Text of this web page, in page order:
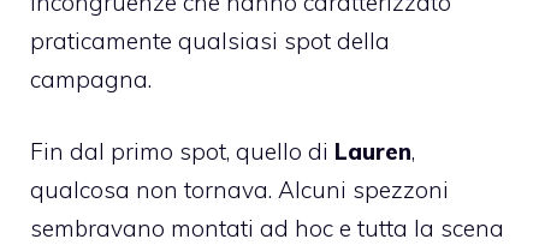
praticamente qualsiasi spot della
campagna.
Fin dal primo spot, quello di Lauren,
qualcosa non tornava. Alcuni spezzoni
sembravano montati ad hoc e tutta la scena